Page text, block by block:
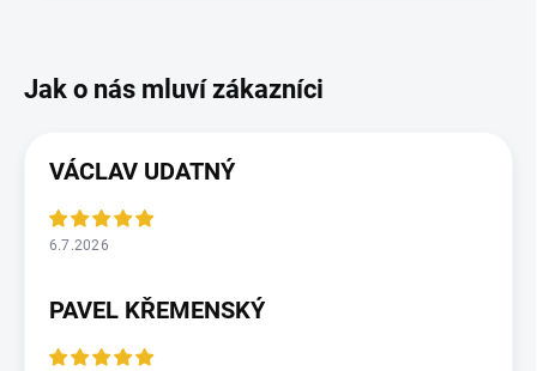
VÁCLAV UDATNÝ
6.7.2026
PAVEL KŘEMENSKÝ